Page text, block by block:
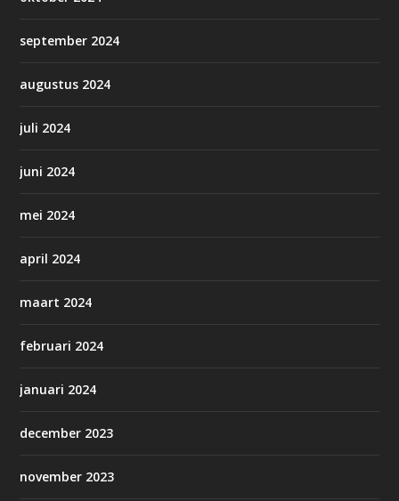
september 2024
augustus 2024
juli 2024
juni 2024
mei 2024
april 2024
maart 2024
februari 2024
januari 2024
december 2023
november 2023